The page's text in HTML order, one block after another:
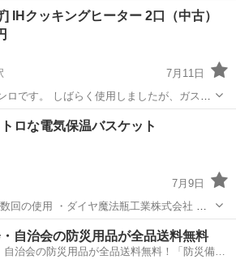
] IHクッキングヒーター 2口（中古）
7月11日
ましたが、ガスコ
していません。 動作確認済みで
麗な状態です。 2口タイプで料理
駅 キッチン家電
ロな電気保温バスケット
7月9日
瓶工業株式会社 ・
・通電確認済み
キッチン家電
自治会の防災用品が全品送料無料
自治会の防災用品が全品送料無料！「防災備蓄